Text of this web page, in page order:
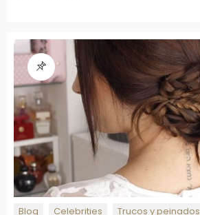
Blog Celebrities Trucos y peinados